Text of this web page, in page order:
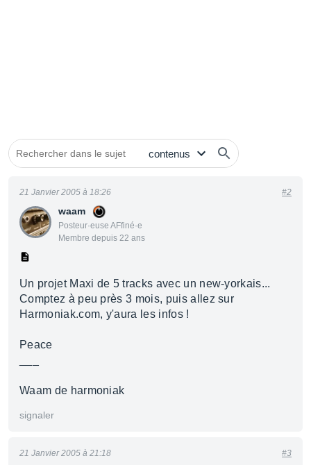
waam
Posteur·euse AFfiné·e
Membre depuis 22 ans
21 Janvier 2005 à 18:26 #2
Un projet Maxi de 5 tracks avec un new-yorkais...
Comptez à peu près 3 mois, puis allez sur
Harmoniak.com, y'aura les infos !
Peace
Waam de harmoniak
signaler
21 Janvier 2005 à 21:18 #3